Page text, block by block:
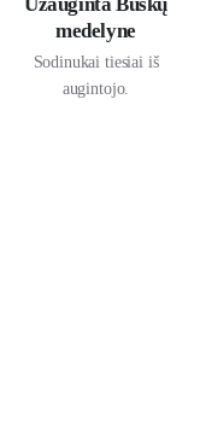
Užauginta Buskų
medelyne
Sodinukai tiesiai iš
augintojo.